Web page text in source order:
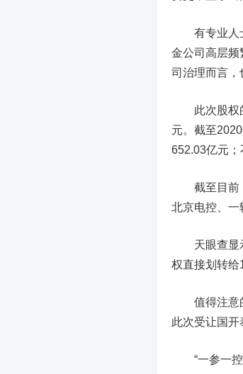
有专业人士
金公司高层频
司治理而言，
此次股权的
元。截至
652.03亿元；
截至目前，
北京电控、一
天眼查显示
权直接划转给
值得注意的
此次受让国开
“一参一控”